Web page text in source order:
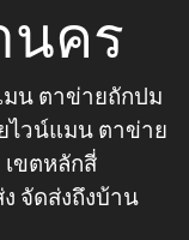
นคร
น ตาข่ายถักปม
ไวน์แมน ตาข่าย
เขตหลักสี่
จัดส่งถึงบ้าน